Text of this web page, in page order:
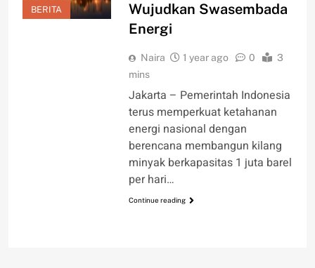
BERITA
Wujudkan Swasembada
Energi
Naira 1 year ago 0
3
mins
Jakarta – Pemerintah Indonesia
terus memperkuat ketahanan
energi nasional dengan
berencana membangun kilang
minyak berkapasitas 1 juta barel
per hari…
Continue reading